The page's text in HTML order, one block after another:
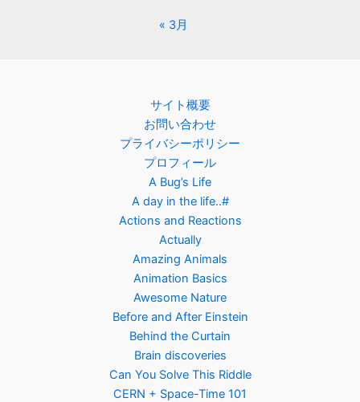
« 3月
サイト概要
お問い合わせ
プライバシーポリシー
プロフィール
A Bug’s Life
A day in the life..#
Actions and Reactions
Actually
Amazing Animals
Animation Basics
Awesome Nature
Before and After Einstein
Behind the Curtain
Brain discoveries
Can You Solve This Riddle
CERN + Space-Time 101